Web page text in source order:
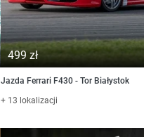
499 zł
Jazda Ferrari F430 - Tor Białystok
+ 13 lokalizacji